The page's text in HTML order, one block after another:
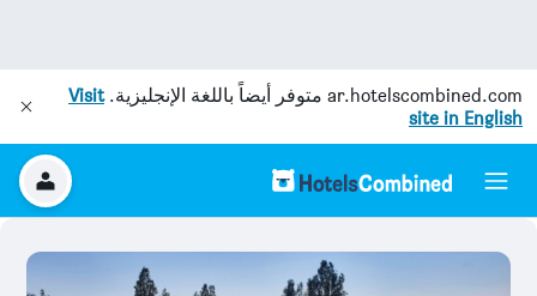
ar.hotelscombined.com متوفر أيضاً باللغة الإنجليزية.Visit
site in English